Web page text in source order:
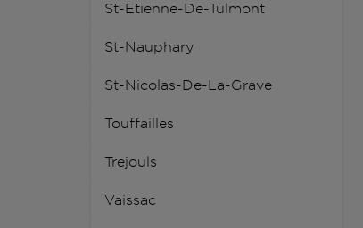
St-Etienne-De-Tulmont
St-Nauphary
St-Nicolas-De-La-Grave
Touffailles
Trejouls
Vaissac